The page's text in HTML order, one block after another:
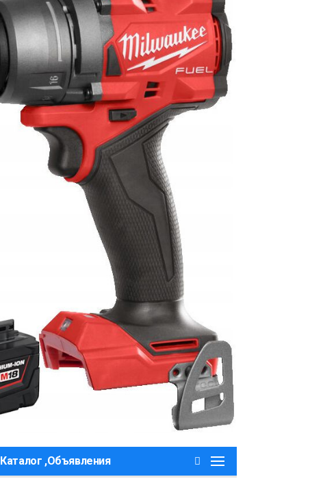
Каталог ,Объявления